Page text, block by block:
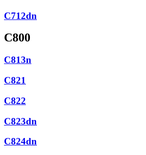
C712dn
C800
C813n
C821
C822
C823dn
C824dn